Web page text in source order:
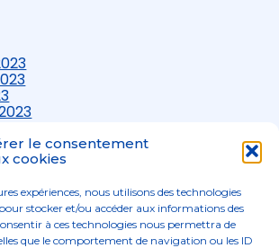
le consentement
cookies
expériences, nous utilisons des technologies
stocker et/ou accéder aux informations des
à ces technologies nous permettra de
que le comportement de navigation ou les ID